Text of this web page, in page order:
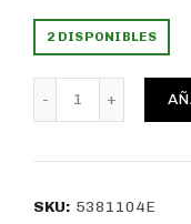
precio
era:
2 DISPONIBLES
Interruptor
SKU: 5381104E